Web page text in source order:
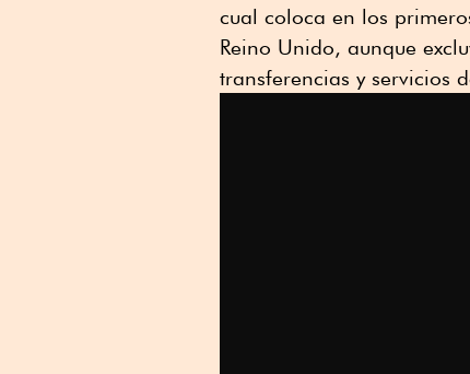
cual coloca en los
Reino Unido, aunque
transferencias y servicios